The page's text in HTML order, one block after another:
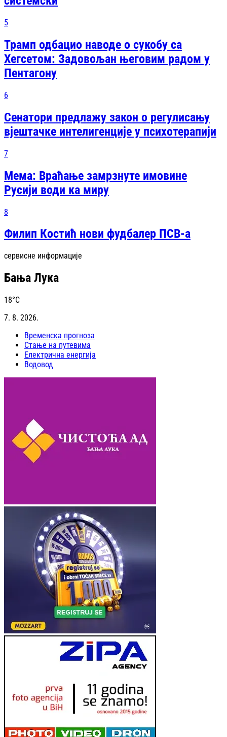
5
Трамп одбацио наводе о сукобу са
Хегсетом: Задовољан његовим радом у
Пентагону
6
Сенатори предлажу закон о регулисању
вјештачке интелигенције у психотерапији
7
Мема: Враћање замрзнуте имовине
Русији води ка миру
8
Филип Костић нови фудбалер ПСВ-а
сервисне информације
Бања Лука
18°C
7. 8. 2026.
Временска прогноза
Стање на путевима
Електрична енергија
Водовод